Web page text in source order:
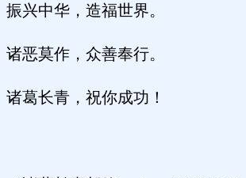
振兴中华，造福世界。
诸恶莫作，众善奉行。
诸葛长青，祝你成功！